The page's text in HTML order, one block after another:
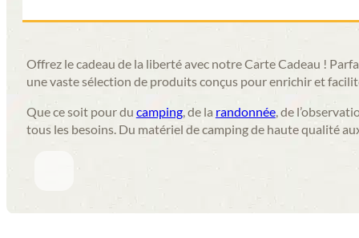
Offrez le cadeau de la liberté avec notre Carte Cadeau !
une vaste sélection de produits conçus pour enrichir et
Que ce soit pour du camping, de la randonnée, de
tous les besoins. Du matériel de camping de haute qualité